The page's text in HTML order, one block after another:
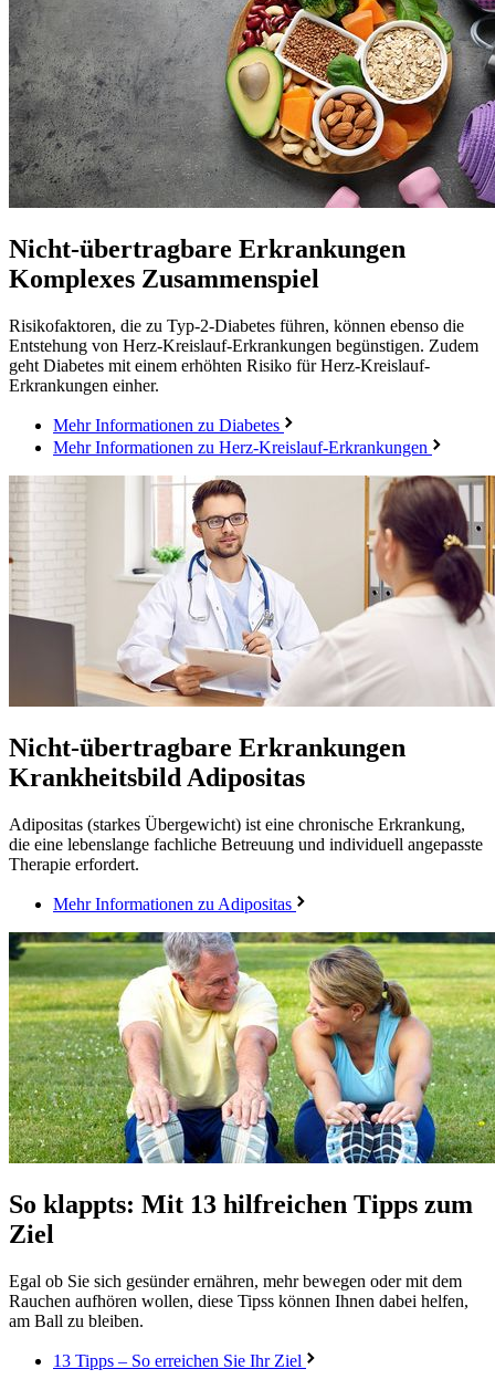
Nicht-übertragbare Erkrankungen
Komplexes Zusammenspiel
Risikofaktoren, die zu Typ-2-Diabetes führen, können ebenso die
Entstehung von Herz-Kreislauf-Erkrankungen begünstigen. Zudem
geht Diabetes mit einem erhöhten Risiko für Herz-Kreislauf-
Erkrankungen einher.
Mehr Informationen zu Diabetes
Mehr Informationen zu Herz-Kreislauf-Erkrankungen
Nicht-übertragbare Erkrankungen
Krankheitsbild Adipositas
Adipositas (starkes Übergewicht) ist eine chronische Erkrankung,
die eine lebenslange fachliche Betreuung und individuell angepasste
Therapie erfordert.
Mehr Informationen zu Adipositas
So klappts: Mit 13 hilfreichen Tipps zum
Ziel
Egal ob Sie sich gesünder ernähren, mehr bewegen oder mit dem
Rauchen aufhören wollen, diese Tipss können Ihnen dabei helfen,
am Ball zu bleiben.
13 Tipps – So erreichen Sie Ihr Ziel